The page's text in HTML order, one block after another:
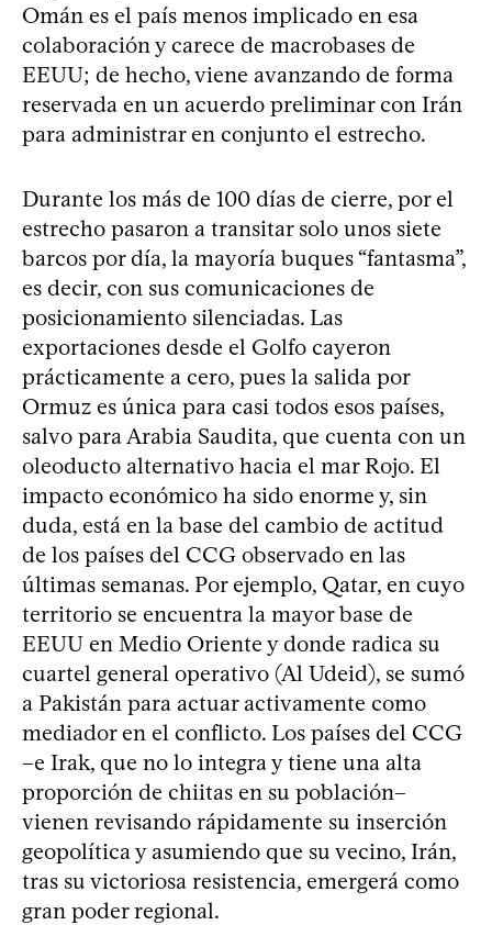
Omán es el país menos implicado en esa
colaboración y carece de macrobases de
EEUU; de hecho, viene avanzando de forma
reservada en un acuerdo preliminar con Irán
para administrar en conjunto el estrecho.
Durante los más de 100 días de cierre, por el
estrecho pasaron a transitar solo unos siete
barcos por día, la mayoría buques “fantasma”,
es decir, con sus comunicaciones de
posicionamiento silenciadas. Las
exportaciones desde el Golfo cayeron
prácticamente a cero, pues la salida por
Ormuz es única para casi todos esos países,
salvo para Arabia Saudita, que cuenta con un
oleoducto alternativo hacia el mar Rojo. El
impacto económico ha sido enorme y, sin
duda, está en la base del cambio de actitud
de los países del CCG observado en las
últimas semanas. Por ejemplo, Qatar, en cuyo
territorio se encuentra la mayor base de
EEUU en Medio Oriente y donde radica su
cuartel general operativo (Al Udeid), se sumó
a Pakistán para actuar activamente como
mediador en el conflicto. Los países del CCG
–e Irak, que no lo integra y tiene una alta
proporción de chiitas en su población–
vienen revisando rápidamente su inserción
geopolítica y asumiendo que su vecino, Irán,
tras su victoriosa resistencia, emergerá como
gran poder regional.